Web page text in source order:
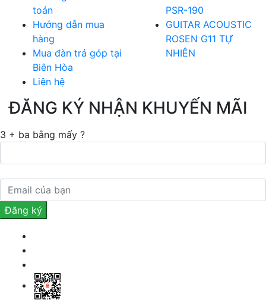
toán
Hướng dẫn mua
hàng
Mua đàn trả góp tại
Biên Hòa
Liên hệ
PSR-190
GUITAR ACOUSTIC
ROSEN G11 TỰ
NHIÊN
ĐĂNG KÝ NHẬN KHUYẾN MÃI
3 + ba bằng mấy ?